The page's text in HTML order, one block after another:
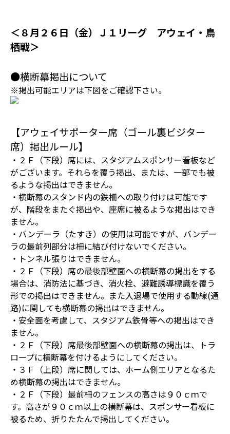
＜８月２６日（金）Ｊ１リーグ アウェイ・鳥
栖戦＞
●横断幕掲出について
※掲出可能エリアは下図をご確認下さい。
【アウェイサポーター席（ゴール裏ビジター
席）掲出ルール】
・２Ｆ（下段）席には、スタジアムスポンサー看板など
がございます。それらを覆う掲出、または、一部でも被
るような掲出はできません。
・横断幕のスタンド内の鉄柵への取り付けは可能です
が、階段をまたぐ掲出や、座席に被るような掲出はでき
ません。
・バンデーラ（たすき）の使用は可能ですが、バンデー
ラの最前列部分は柵に結び付けないでください。
・トンネル張りはできません。
・２Ｆ（下段）席の最後部壁面への横断幕の掲出をする
場合は、消防法に基づき、消火栓、避難誘導標識を覆う
形での掲出はできません。また入退場で使用する動線(通
路)に関しても横断幕の掲出はできません。
・安全面を考慮して、スタジアム鉄骨等への掲出はでき
ません。
・２Ｆ（下段）席最後部壁面への横断幕の掲出は、トラ
ロープに横断幕を付けるようにしてください。
・３Ｆ（上段）席に関しては、ホーム側エリアとなるた
め横断幕の掲出はできません。
・２Ｆ（下段）最前柵のフェンスの高さは９０ｃｍで
す。高さが９０ｃｍ以上の横断幕は、スポンサー看板に
被るため、折りたたんで掲出してください。